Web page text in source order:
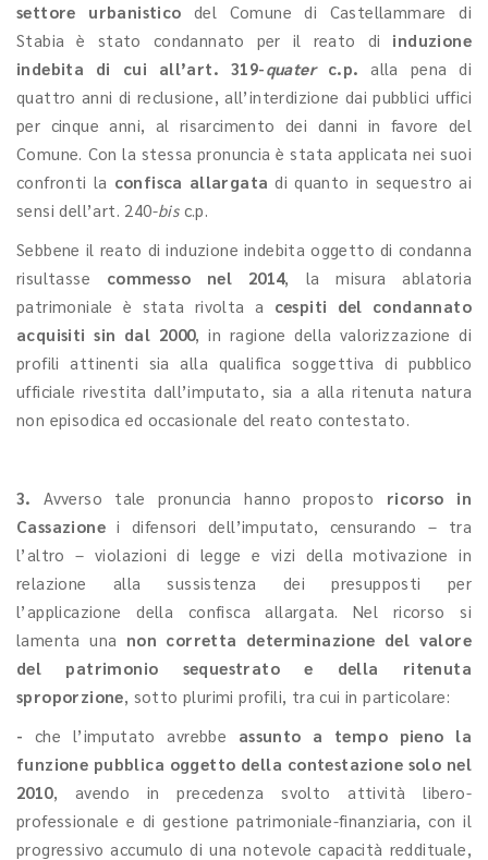
settore urbanistico del Comune di Castellammare di
Stabia è stato condannato per il reato di induzione
indebita di cui all’art. 319-quaterc.p. alla pena di
quattro anni di reclusione, all’interdizione dai pubblici uffici
per cinque anni, al risarcimento dei danni in favore del
Comune. Con la stessa pronuncia è stata applicata nei suoi
confronti la confisca allargata di quanto in sequestro ai
sensi dell’art. 240-bisc.p.
Sebbene il reato di induzione indebita oggetto di condanna
risultasse commesso nel 2014, la misura ablatoria
patrimoniale è stata rivolta a cespiti del condannato
acquisiti sin dal 2000, in ragione della valorizzazione di
profili attinenti sia alla qualifica soggettiva di pubblico
ufficiale rivestita dall’imputato, sia a alla ritenuta natura
non episodica ed occasionale del reato contestato.
3. Avverso tale pronuncia hanno proposto ricorso in
Cassazione i difensori dell’imputato, censurando – tra
l’altro – violazioni di legge e vizi della motivazione in
relazione alla sussistenza dei presupposti per
l’applicazione della confisca allargata. Nel ricorso si
lamenta una non corretta determinazione del valore
del patrimonio sequestrato e della ritenuta
sproporzione, sotto plurimi profili, tra cui in particolare:
- che l’imputato avrebbe assunto a tempo pieno la
funzione pubblica oggetto della contestazione solo nel
2010, avendo in precedenza svolto attività libero-
professionale e di gestione patrimoniale-finanziaria, con il
progressivo accumulo di una notevole capacità reddituale,